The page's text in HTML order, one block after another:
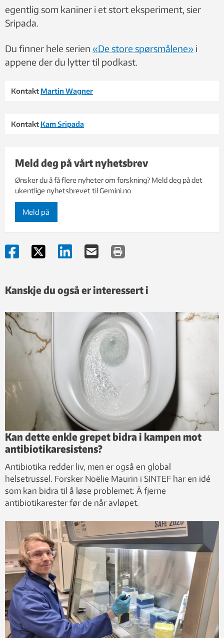
egentlig som kaniner i et stort eksperiment, sier
Sripada.
Du finner hele serien «De store spørsmålene» i
appene der du lytter til podkast.
Kontakt Martin Wagner
Kontakt Kam Sripada
Meld deg på vårt nyhetsbrev
Ønsker du å få flere nyheter om forskning? Meld deg på det
ukentlige nyhetsbrevet til Gemini.no
Meld på
Kanskje du også er interessert i
Kan dette enkle grepet bidra i kampen mot
antibiotikaresistens?
Antibiotika redder liv, men er også en global
helsetrussel. Forsker Noëlie Maurin i SINTEF har en idé
som kan bidra til å løse problemet: Å fjerne
antibiotikarester før de når avløpet.